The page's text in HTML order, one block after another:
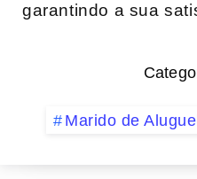
garantindo a sua
Marido de